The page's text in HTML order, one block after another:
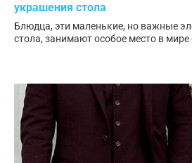
украшения стола
Блюдца, эти маленькие, но важные
стола, занимают особое место в мире